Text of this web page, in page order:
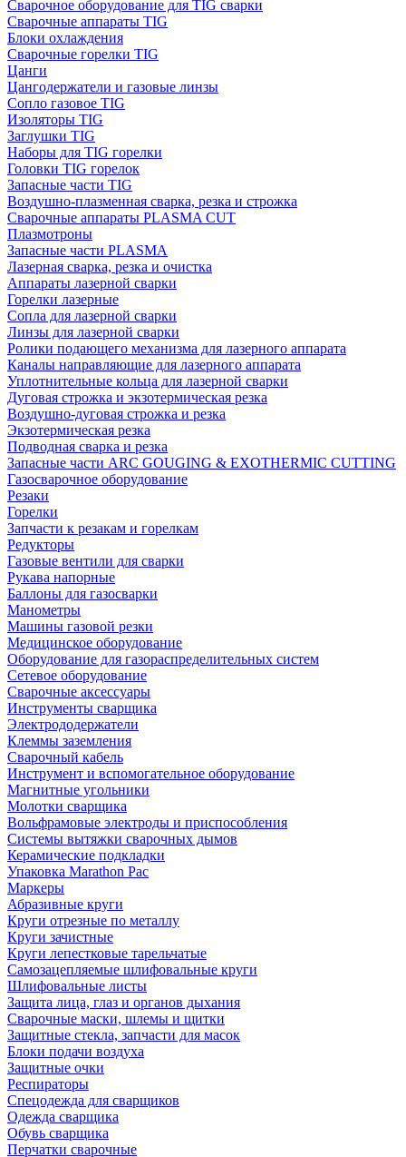
Сварочное оборудование для TIG сварки
Сварочные аппараты TIG
Блоки охлаждения
Сварочные горелки TIG
Цанги
Цангодержатели и газовые линзы
Сопло газовое TIG
Изоляторы TIG
Заглушки TIG
Наборы для TIG горелки
Головки TIG горелок
Запасные части TIG
Воздушно-плазменная сварка, резка и строжка
Сварочные аппараты PLASMA CUT
Плазмотроны
Запасные части PLASMA
Лазерная сварка, резка и очистка
Аппараты лазерной сварки
Горелки лазерные
Сопла для лазерной сварки
Линзы для лазерной сварки
Ролики подающего механизма для лазерного аппарата
Каналы направляющие для лазерного аппарата
Уплотнительные кольца для лазерной сварки
Дуговая строжка и экзотермическая резка
Воздушно-дуговая строжка и резка
Экзотермическая резка
Подводная сварка и резка
Запасные части ARC GOUGING & EXOTHERMIC CUTTING
Газосварочное оборудование
Резаки
Горелки
Запчасти к резакам и горелкам
Редукторы
Газовые вентили для сварки
Рукава напорные
Баллоны для газосварки
Манометры
Машины газовой резки
Медицинское оборудование
Оборудование для газораспределительных систем
Сетевое оборудование
Сварочные аксессуары
Инструменты сварщика
Электрододержатели
Клеммы заземления
Сварочный кабель
Инструмент и вспомогательное оборудование
Магнитные угольники
Молотки сварщика
Вольфрамовые электроды и приспособления
Системы вытяжки сварочных дымов
Керамические подкладки
Упаковка Marathon Pac
Маркеры
Абразивные круги
Круги отрезные по металлу
Круги зачистные
Круги лепестковые тарельчатые
Самозацепляемые шлифовальные круги
Шлифовальные листы
Защита лица, глаз и органов дыхания
Сварочные маски, шлемы и щитки
Защитные стекла, запчасти для масок
Блоки подачи воздуха
Защитные очки
Респираторы
Спецодежда для сварщиков
Одежда сварщика
Обувь сварщика
Перчатки сварочные